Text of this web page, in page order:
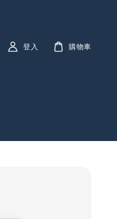
登入 購物車